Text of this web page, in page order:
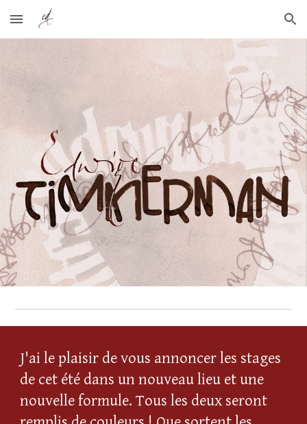
Skip to main content Skip to navigation
J'ai le plaisir de vous annoncer les stages
de cet été dans un nouveau lieu et une
nouvelle formule. Tous les deux seront